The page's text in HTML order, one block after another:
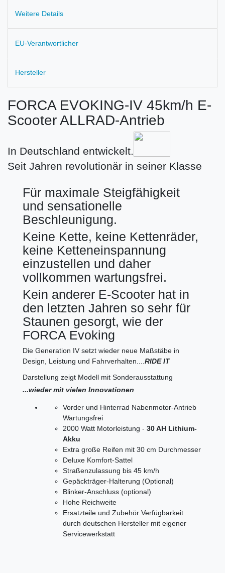
Weitere Details
EU-Verantwortlicher
Hersteller
FORCA EVOKING-IV 45km/h E-
Scooter ALLRAD-Antrieb
In Deutschland entwickelt.
Seit Jahren revolutionär in seiner Klasse
Für maximale Steigfähigkeit
und sensationelle
Beschleunigung.
Keine Kette, keine Kettenräder,
keine Ketteneinspannung
einzustellen und daher
vollkommen wartungsfrei.
Kein anderer E-Scooter hat in
den letzten Jahren so sehr für
Staunen gesorgt, wie der
FORCA Evoking
Die Generation IV setzt wieder neue Maßstäbe in
Design, Leistung und Fahrverhalten.... RIDE IT
Darstellung zeigt Modell mit Sonderausstattung
...wieder mit vielen Innovationen
Vorder und Hinterrad Nabenmotor-Antrieb
Wartungsfrei
2000 Watt Motorleistung - 30 AH Lithium-
Akku
Extra große Reifen mit 30 cm Durchmesser
Deluxe Komfort-Sattel
Straßenzulassung bis 45 km/h
Gepäckträger-Halterung (Optional)
Blinker-Anschluss (optional)
Hohe Reichweite
Ersatzteile und Zubehör Verfügbarkeit
durch deutschen Hersteller mit eigener
Servicewerkstatt